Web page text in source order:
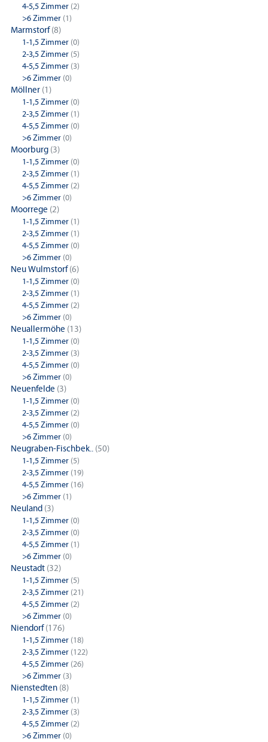
4-5,5 Zimmer (2)
>6 Zimmer (1)
Marmstorf(8)
1-1,5 Zimmer (0)
2-3,5 Zimmer (5)
4-5,5 Zimmer (3)
>6 Zimmer (0)
Möllner (1)
1-1,5 Zimmer (0)
2-3,5 Zimmer (1)
4-5,5 Zimmer (0)
>6 Zimmer (0)
Moorburg (3)
1-1,5 Zimmer (0)
2-3,5 Zimmer (1)
4-5,5 Zimmer (2)
>6 Zimmer (0)
Moorrege (2)
1-1,5 Zimmer (1)
2-3,5 Zimmer (1)
4-5,5 Zimmer (0)
>6 Zimmer (0)
Neu Wulmstorf(6)
1-1,5 Zimmer (0)
2-3,5 Zimmer (1)
4-5,5 Zimmer (2)
>6 Zimmer (0)
Neuallermöhe (13)
1-1,5 Zimmer (0)
2-3,5 Zimmer (3)
4-5,5 Zimmer (0)
>6 Zimmer (0)
Neuenfelde (3)
1-1,5 Zimmer (0)
2-3,5 Zimmer (2)
4-5,5 Zimmer (0)
>6 Zimmer (0)
Neugraben-Fischbek.. (50)
1-1,5 Zimmer (5)
2-3,5 Zimmer (19)
4-5,5 Zimmer (16)
>6 Zimmer (1)
Neuland (3)
1-1,5 Zimmer (0)
2-3,5 Zimmer (0)
4-5,5 Zimmer (1)
>6 Zimmer (0)
Neustadt (32)
1-1,5 Zimmer (5)
2-3,5 Zimmer (21)
4-5,5 Zimmer (2)
>6 Zimmer (0)
Niendorf(176)
1-1,5 Zimmer (18)
2-3,5 Zimmer (122)
4-5,5 Zimmer (26)
>6 Zimmer (3)
Nienstedten (8)
1-1,5 Zimmer (1)
2-3,5 Zimmer (3)
4-5,5 Zimmer (2)
>6 Zimmer (0)